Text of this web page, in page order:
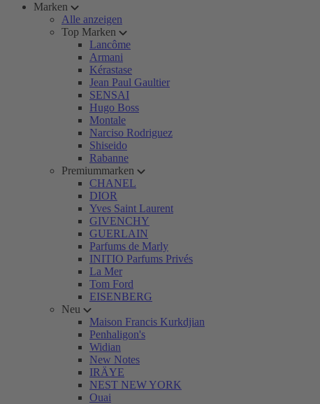
Marken
Alle anzeigen
Top Marken
Lancôme
Armani
Kérastase
Jean Paul Gaultier
SENSAI
Hugo Boss
Montale
Narciso Rodriguez
Shiseido
Rabanne
Premiummarken
CHANEL
DIOR
Yves Saint Laurent
GIVENCHY
GUERLAIN
Parfums de Marly
INITIO Parfums Privés
La Mer
Tom Ford
EISENBERG
Neu
Maison Francis Kurkdjian
Penhaligon's
Widian
New Notes
IRÄYE
NEST NEW YORK
Ouai